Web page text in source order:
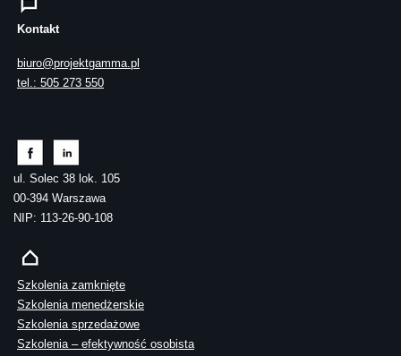
Kontakt
biuro@projektgamma.pl
tel.: 505 273 550
ul. Solec 38 lok. 105
00-394 Warszawa
NIP: 113-26-90-108
Szkolenia zamknięte
Szkolenia menedżerskie
Szkolenia sprzedażowe
Szkolenia – efektywność osobista